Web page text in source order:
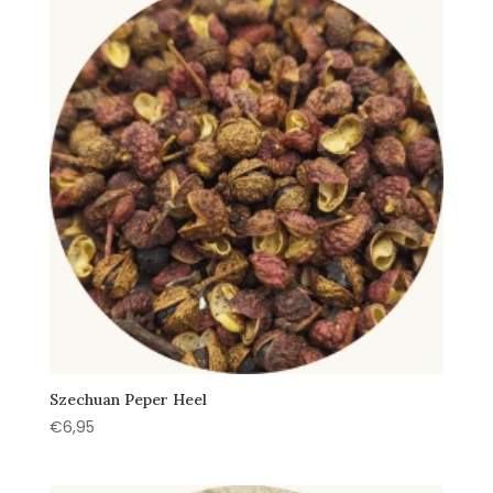
Szechuan Peper Heel
€6,95